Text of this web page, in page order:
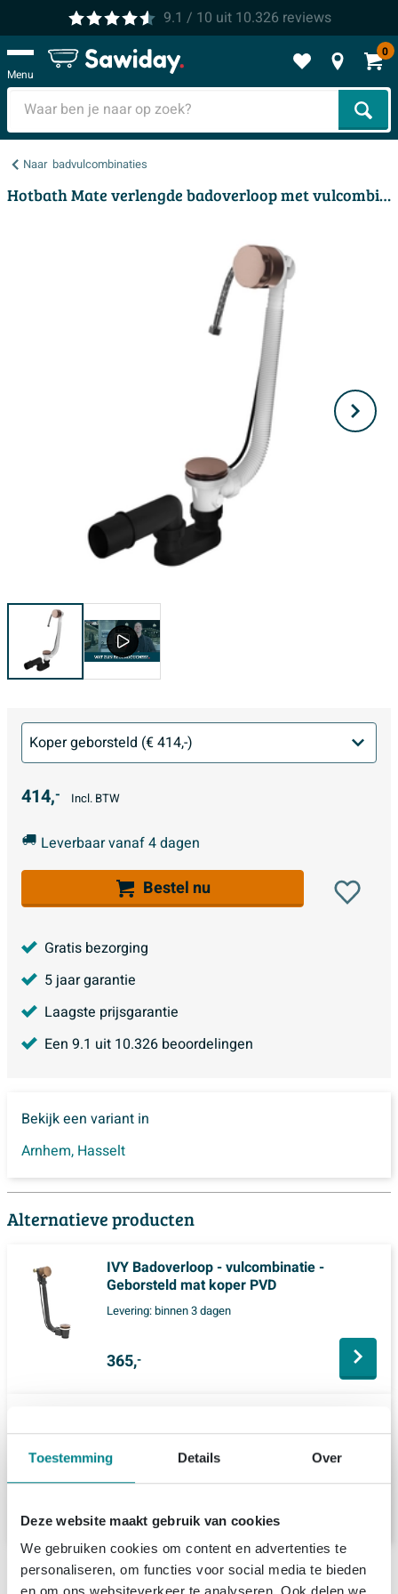
Toestemming Details Over
Deze website maakt gebruik van cookies
We gebruiken cookies om content en advertenties te
personaliseren, om functies voor social media te bieden
9.1 / 10 uit 10.326 reviews
Menu
0
Naar badvulcombinaties
Hotbath Mate verlengde badoverloop met vulcombinatie koper geborsteld PVD
414,- Incl. BTW
Leverbaar vanaf 4 dagen
Bestel nu
Gratis bezorging
5 jaar garantie
Laagste prijsgarantie
Een 9.1 uit 10.326 beoordelingen
Bekijk een variant in
Arnhem, Hasselt
Alternatieve producten
IVY Badoverloop - vulcombinatie -
Geborsteld mat koper PVD
Levering:binnen 3 dagen
365,-
Geborsteld Koper PVD
Levering: binnen 1 week
Productinformatie